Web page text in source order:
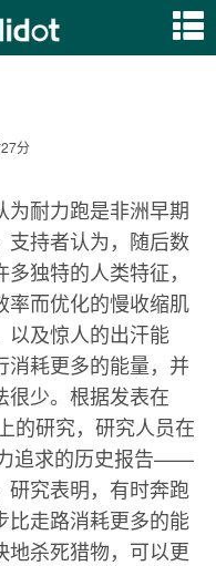
分
为耐力跑是非洲早期
支持者认为，随后数
独特的人类特征，
率而优化的慢收缩肌
以及惊人的出汗能
消耗更多的能量，并
很少。根据发表在
的研究，研究人员在
追求的历史报告——
研究表明，有时奔跑
比走路消耗更多的能
地杀死猎物，可以更